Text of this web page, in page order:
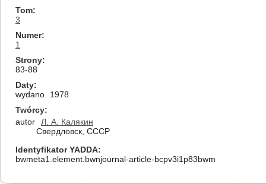
Tom
3
Numer
1
Strony
83-88
Daty
wydano
1978
Twórcy
autor
Л. А. Калякин
Свердловск, СССР
Identyfikator YADDA
bwmeta1.element.bwnjournal-article-bcpv3i1p83bwm